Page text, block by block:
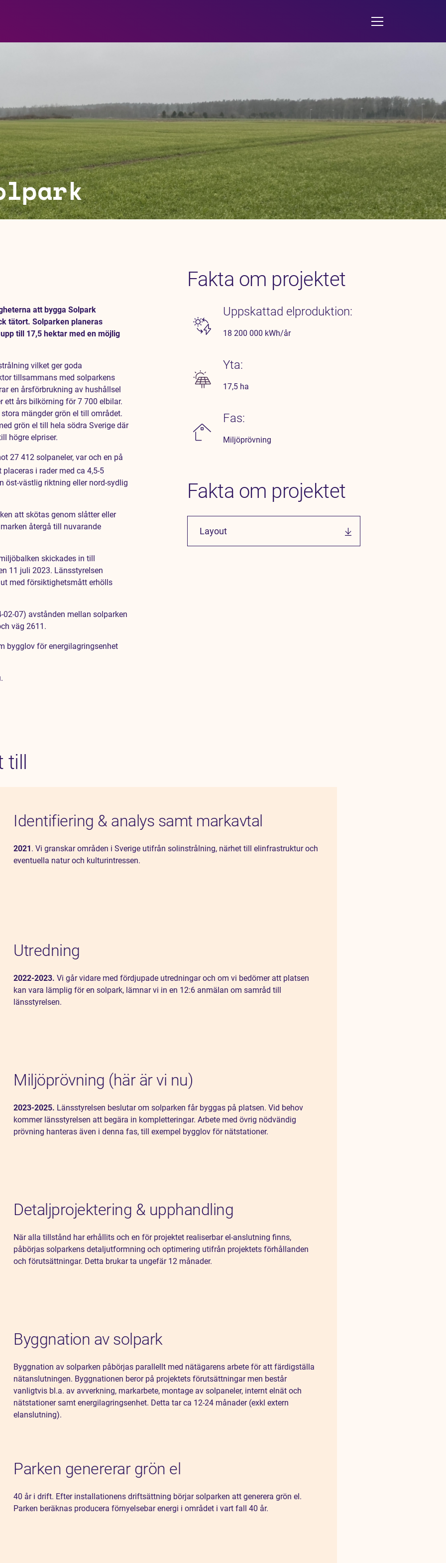
att bygga Solpark
tätort. Solparken planeras
till 17,5 hektar med en möjlig
vilket ger goda
tillsammans med solparkens
en årsförbrukning av hushållsel
ett års bilkörning för 7 700 elbilar.
mängder grön el till området.
grön el till hela södra Sverige där
högre elpriser.
27 412 solpaneler, var och en på
i rader med ca 4,5-5
öst-västlig riktning eller nord-sydlig
att skötas genom slåtter eller
återgå till nuvarande
skickades in till
11 juli 2023. Länsstyrelsen
med försiktighetsmått erhölls
07) avstånden mellan solparken
väg 2611.
bygglov för energilagringsenhet
Fakta om projektet
Uppskattad elproduktion:
18 200 000 kWh/år
Yta:
17,5 ha
Fas:
Miljöprövning
Fakta om projektet
Layout
Identifiering & analys samt markavtal
2021 . Vi granskar områden i Sverige utifrån solinstrålning, närhet till elinfrastruktur och
eventuella natur och kulturintressen.
Utredning
2022-2023. Vi går vidare med fördjupade utredningar och om vi bedömer att platsen
kan vara lämplig för en solpark, lämnar vi in en 12:6 anmälan om samråd till
länsstyrelsen.
Miljöprövning (här är vi nu)
2023-2025. Länsstyrelsen beslutar om solparken får byggas på platsen. Vid behov
kommer länsstyrelsen att begära in kompletteringar. Arbete med övrig nödvändig
prövning hanteras även i denna fas, till exempel bygglov för nätstationer.
Detaljprojektering & upphandling
När alla tillstånd har erhållits och en för projektet realiserbar el-anslutning finns,
påbörjas solparkens detaljutformning och optimering utifrån projektets förhållanden
och förutsättningar. Detta brukar ta ungefär 12 månader.
Byggnation av solpark
Byggnation av solparken påbörjas parallellt med nätägarens arbete för att färdigställa
nätanslutningen. Byggnationen beror på projektets förutsättningar men består
vanligtvis bl.a. av avverkning, markarbete, montage av solpaneler, internt elnät och
nätstationer samt energilagringsenhet. Detta tar ca 12-24 månader (exkl extern
elanslutning).
Parken genererar grön el
40 år i drift. Efter installationens driftsättning börjar solparken att generera grön el.
Parken beräknas producera förnyelsebar energi i området i vart fall 40 år.